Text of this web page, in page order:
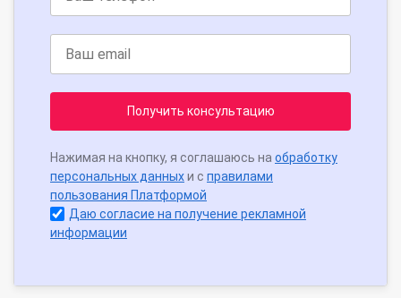
Получить консультацию
Нажимая на кнопку, я соглашаюсь на обработку
персональных данныхи с правилами
пользования Платформой
Даю согласие на получение рекламной
информации